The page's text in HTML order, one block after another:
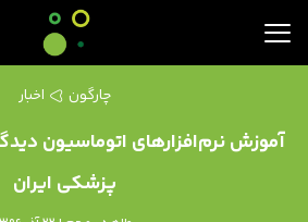
چارگون اخبار
آموزش نرم‌افزارهای اتوماسیون
پزشکی ایران